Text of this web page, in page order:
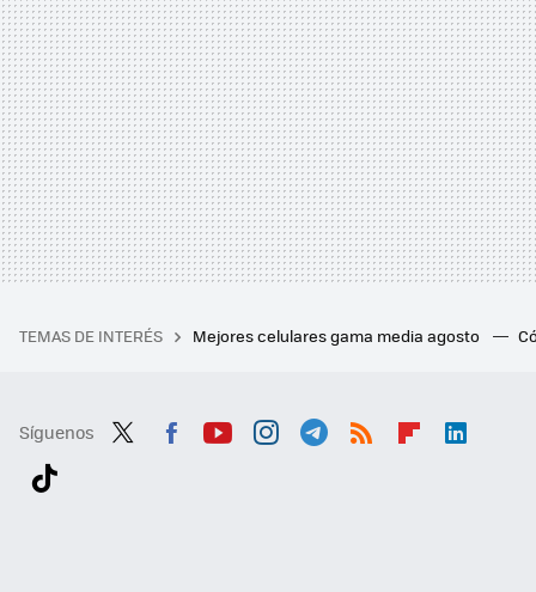
TEMAS DE INTERÉS Mejores celulares gama media agosto
Síguenos